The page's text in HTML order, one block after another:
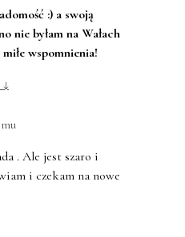
:) a swoją
nie byłam na Wałach
wspomnienia!
↓
. Ale jest szaro i
i czekam na nowe